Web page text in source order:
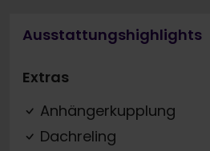
Ausstattungshighlights
Extras
Anhängerkupplung
Dachreling